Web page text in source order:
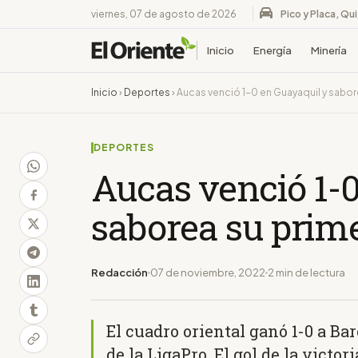
viernes, 07 de agosto de 2026 Pico y Placa,
Inicio Energía Minería
Inicio › Deportes › Aucas venció 1-0 en Guayaquil y
DEPORTES
Aucas venció
saborea su
Redacción 07 de noviembre, 2022 2 min de lectura
El cuadro oriental ganó 1-0 a